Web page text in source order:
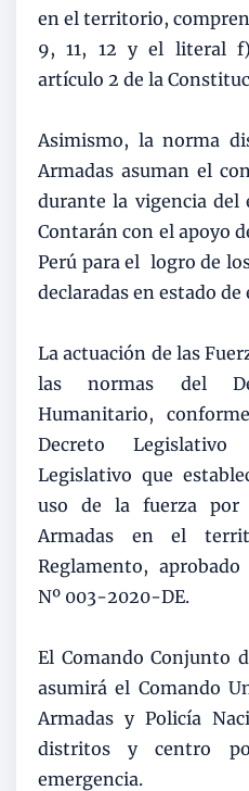
en el territorio,
9, 11, 12 y el literal
artículo 2 de la
Asimismo, la norma
Armadas asuman el
durante la vigencia del
Contarán con el apoyo
Perú para el logro de
declaradas en estado de
La actuación de las
las normas del
Humanitario,
Decreto
Legislativo que
uso de la fuerza por
Armadas en el
Reglamento,
Nº 003-2020-DE.
El Comando Conjunto
asumirá el Comando
Armadas y Policía
distritos y centro
emergencia.